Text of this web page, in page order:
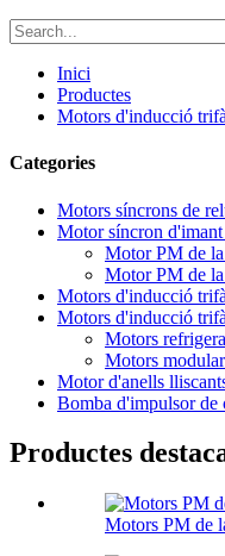
Inici
Productes
Motors d'inducció
Categories
Motors síncrons de
Motor síncron d'imant
Motor PM de
Motor PM de
Motors d'inducció
Motors d'inducció
Motors
Motors
Motor d'anells
Bomba d'impulsor de
Productes
Motors PM de